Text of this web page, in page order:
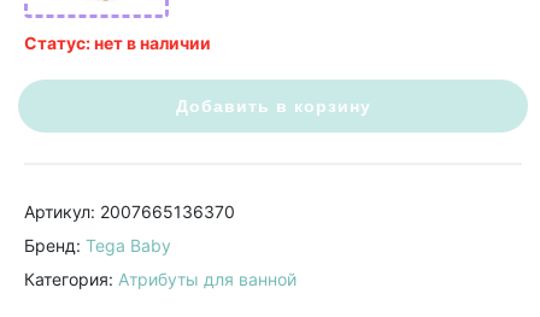
Статус: нет в наличии
Добавить в корзину
Артикул: 2007665136370
Бренд: Tega Baby
Категория: Атрибуты для ванной